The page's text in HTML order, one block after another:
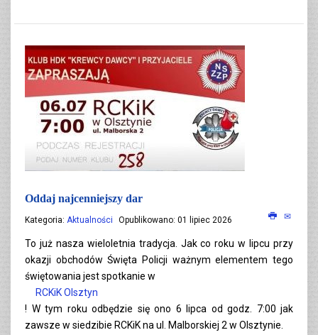
Oddaj najcenniejszy dar
Kategoria: Aktualności Opublikowano: 01 lipiec 2026
To już nasza wieloletnia tradycja. Jak co roku w lipcu przy
okazji obchodów Święta Policji ważnym elementem tego
świętowania jest spotkanie w
RCKiK Olsztyn
! W tym roku odbędzie się ono 6 lipca od godz. 7:00 jak
zawsze w siedzibie RCKiK na ul. Malborskiej 2 w Olsztynie.